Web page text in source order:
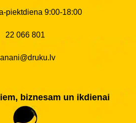
piektdiena 9:00-18:00
22 066 801
biznesam un ikdienai